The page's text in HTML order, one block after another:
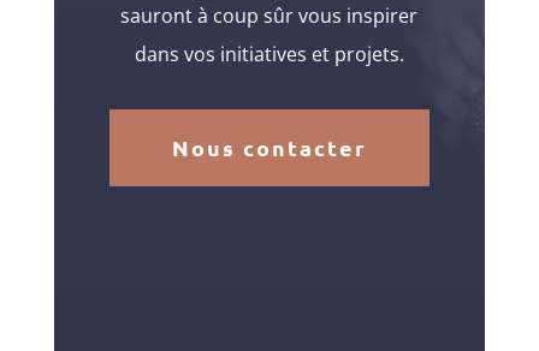
sauront à coup sûr vous inspirer
dans vos initiatives et projets.
Nous contacter